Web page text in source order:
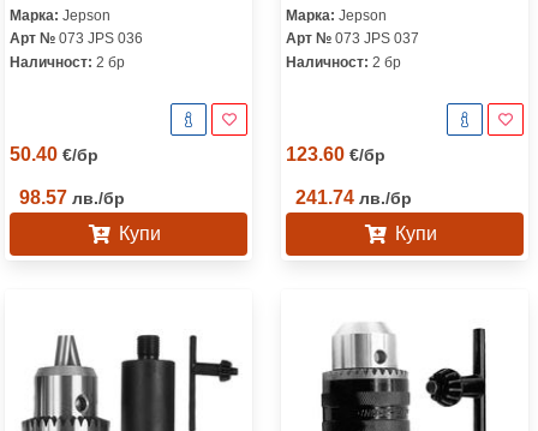
Марка: Jepson
Арт № 073 JPS 036
Наличност: 2 бр
50.40 €/бр
98.57 лв./бр
Купи
Марка: Jepson
Арт № 073 JPS 037
Наличност: 2 бр
123.60 €/бр
241.74 лв./бр
Купи